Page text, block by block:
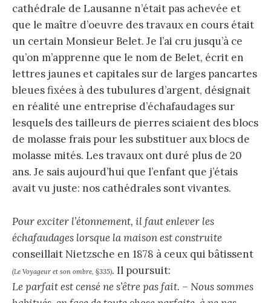
cathédrale de Lausanne n’était pas achevée et
que le maître d’oeuvre des travaux en cours était
un certain Monsieur Belet. Je l’ai cru jusqu’à ce
qu’on m’apprenne que le nom de Belet, écrit en
lettres jaunes et capitales sur de larges pancartes
bleues fixées à des tubulures d’argent, désignait
en réalité une entreprise d’échafaudages sur
lesquels des tailleurs de pierres sciaient des blocs
de molasse frais pour les substituer aux blocs de
molasse mités. Les travaux ont duré plus de 20
ans. Je sais aujourd’hui que l’enfant que j’étais
avait vu juste: nos cathédrales sont vivantes.
Pour exciter l’étonnement, il faut enlever les
échafaudages lorsque la maison est construite
conseillait Nietzsche en 1878 à ceux qui bâtissent
(Le Voyageur et son ombre, §335). Il poursuit:
Le parfait est censé ne s’être pas fait. – Nous sommes